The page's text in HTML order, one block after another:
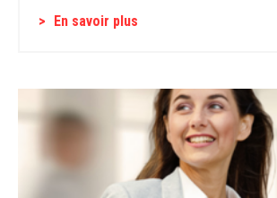
En savoir plus